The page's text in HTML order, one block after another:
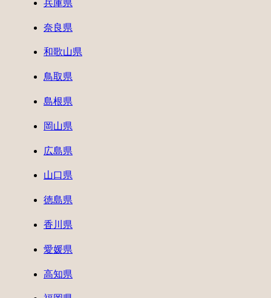
兵庫県
奈良県
和歌山県
鳥取県
島根県
岡山県
広島県
山口県
徳島県
香川県
愛媛県
高知県